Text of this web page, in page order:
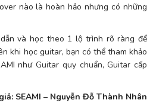
nào là hoàn hảo nhưng có những
và học theo 1 lộ trình rõ ràng để
khi học guitar, bạn có thể tham khảo
nhưGuitar quy chuẩn,Guitar cấp
SEAMI – Nguyễn Đỗ Thành Nhân